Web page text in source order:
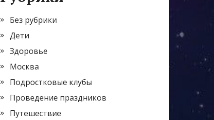
Без рубрики
Дети
Здоровье
Москва
Подростковые клубы
Проведение праздников
Путешествие